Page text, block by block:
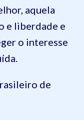
aquela
e liberdade e
o interesse
de